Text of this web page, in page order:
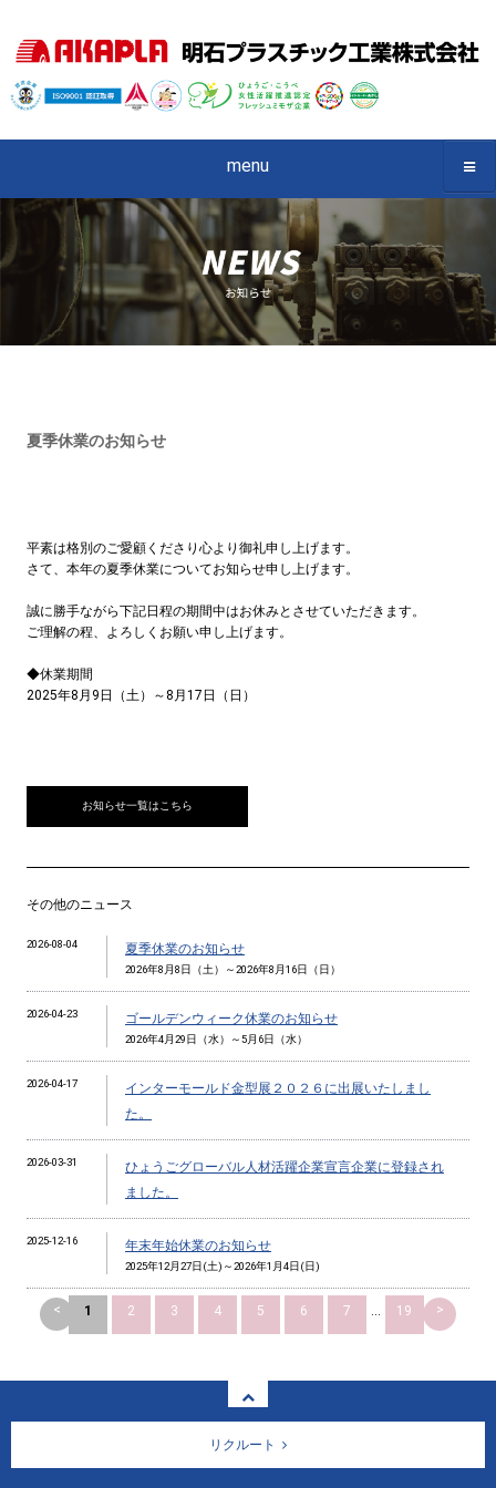
menu
夏季休業のお知らせ
平素は格別のご愛顧くださり心より御礼申し上げます。
さて、本年の夏季休業についてお知らせ申し上げます。
誠に勝手ながら下記日程の期間中はお休みとさせていただきます。
ご理解の程、よろしくお願い申し上げます。
◆休業期間
2025年8月9日（土）～8月17日（日）
お知らせ一覧はこちら
その他のニュース
2026-08-04 夏季休業のお知らせ
2026年8月8日（土）～2026年8月16日（日）
2026-04-23 ゴールデンウィーク休業のお知らせ
2026年4月29日（水）～5月6日（水）
2026-04-17
インターモールド金型展２０２６に出展いたしまし
た。
2026-03-31
ひょうごグローバル人材活躍企業宣言企業に登録され
ました。
2025-12-16 年末年始休業のお知らせ
2025年12月27日(土)～2026年1月4日(日)
< 1 2 3 4 5 6 7 19 >
リクルート